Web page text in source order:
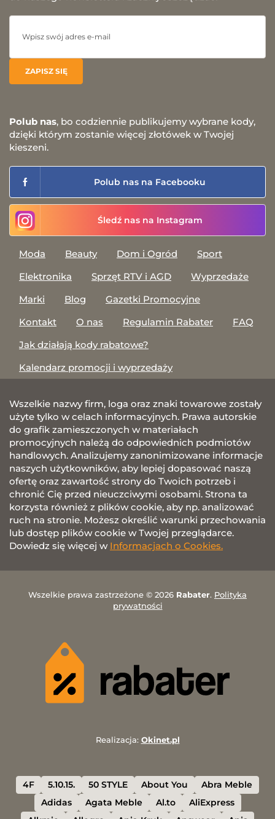
Polub nas, bo codziennie publikujemy wybrane kody,
dzięki którym zostanie więcej złotówek w Twojej
kieszeni.
Polub nas na Facebooku
Śledź nas na Instagram
Moda Beauty Dom i Ogród
Sport
Elektronika
Sprzęt RTV i AGD
Wyprzedaże
Marki
Blog
Gazetki Promocyjne
Kontakt
O nas Regulamin Rabater
FAQ
Jak działają kody rabatowe?
Kalendarz promocji i wyprzedaży
Wszelkie nazwy firm, loga oraz znaki towarowe zostały
użyte tylko w celach informacyjnych. Prawa autorskie
do grafik zamieszczonych w materiałach
promocyjnych należą do odpowiednich podmiotów
handlowych. Analizujemy zanonimizowane informacje
naszych użytkowników, aby lepiej dopasować naszą
ofertę oraz zawartość strony do Twoich potrzeb i
chronić Cię przed nieuczciwymi osobami. Strona ta
korzysta również z plików cookie, aby np. analizować
ruch na stronie. Możesz określić warunki przechowania
lub dostęp plików cookie w Twojej przeglądarce.
Dowiedz się więcej w Informacjach o Cookies.
Wszelkie prawa zastrzeżone © 2026 Rabater. Polityka
prywatności
Realizacja: Okinet.pl
4F 5.10.15. 50 STYLE About You
Abra Meble
Adidas
Agata Meble Al.to
AliExpress